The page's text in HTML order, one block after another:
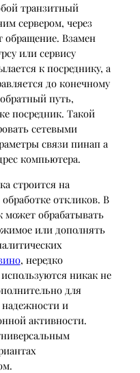
транзитный
сервером, через
обращение. Взамен
или сервису
к посреднику, а
до конечному
путь,
посредник. Такой
сетевыми
связи пинап а
компьютера.
строится на
откликов. В
может обрабатывать
или дополнять
, нередко
никак не
для
надежности и
активности.